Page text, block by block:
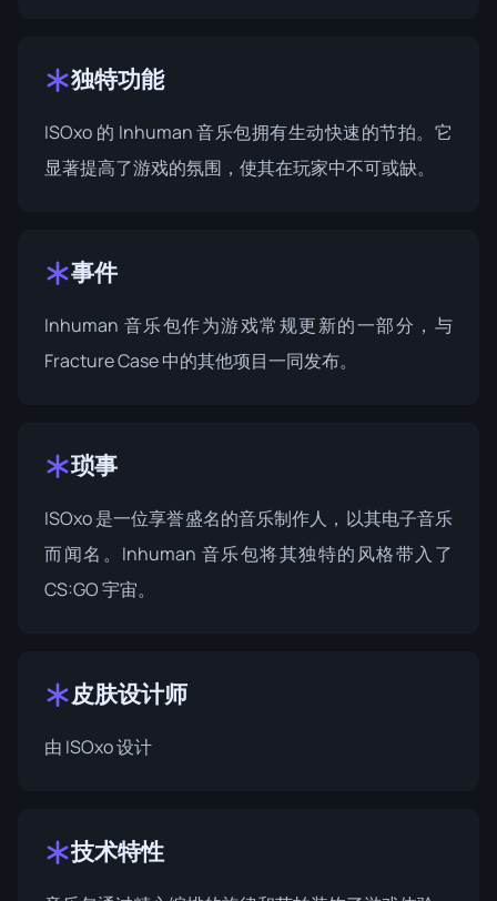
独特功能
ISOxo 的 Inhuman 音乐包拥有生动快速的节拍。它
显著提高了游戏的氛围，使其在玩家中不可或缺。
事件
Inhuman 音乐包作为游戏常规更新的一部分，与
Fracture Case中的其他项目一同发布。
琐事
ISOxo 是一位享誉盛名的音乐制作人，以其电子音乐
而闻名。Inhuman 音乐包将其独特的风格带入了
CS:GO 宇宙。
皮肤设计师
由 ISOxo设计
技术特性